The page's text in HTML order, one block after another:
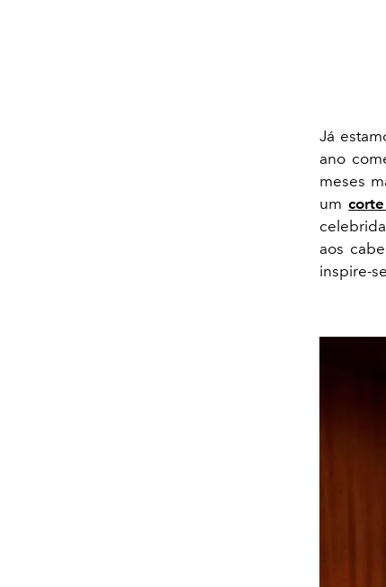
Já
ano
meses
um
aos
inspire-